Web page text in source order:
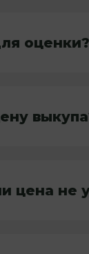
оценки?
цена не